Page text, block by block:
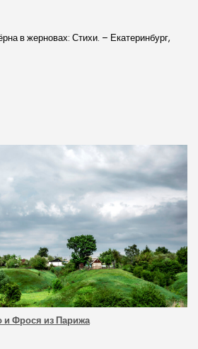
в жерновах: Стихи. – Екатеринбург,
Фрося из Парижа